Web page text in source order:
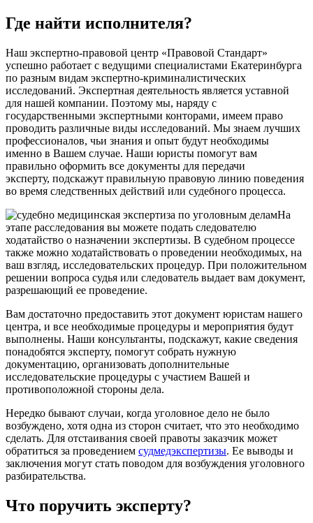
Где найти исполнителя?
Наш экспертно-правовой центр «Правовой Стандарт»
успешно работает с ведущими специалистами Екатеринбурга
по разным видам экспертно-криминалистических
исследований. Экспертная деятельность является уставной
для нашей компании. Поэтому мы, наряду с
государственными экспертными конторами, имеем право
проводить различные виды исследований. Мы знаем лучших
профессионалов, чьи знания и опыт будут необходимы
именно в Вашем случае. Наши юристы помогут вам
правильно оформить все документы для передачи
эксперту, подскажут правильную правовую линию поведения
во время следственных действий или судебного процесса.
На
этапе расследования вы можете подать следователю
ходатайство о назначении экспертизы. В судебном процессе
также можно ходатайствовать о проведении необходимых, на
ваш взгляд, исследовательских процедур. При положительном
решении вопроса судья или следователь выдает вам документ,
разрешающий ее проведение.
Вам достаточно предоставить этот документ юристам нашего
центра, и все необходимые процедуры и мероприятия будут
выполнены. Наши консультанты, подскажут, какие сведения
понадобятся эксперту, помогут собрать нужную
документацию, организовать дополнительные
исследовательские процедуры с участием Вашей и
противоположной стороны дела.
Нередко бывают случаи, когда уголовное дело не было
возбуждено, хотя одна из сторон считает, что это необходимо
сделать. Для отстаивания своей правоты заказчик может
обратиться за проведением судмедэкспертизы. Ее выводы и
заключения могут стать поводом для возбуждения уголовного
разбирательства.
Что поручить эксперту?